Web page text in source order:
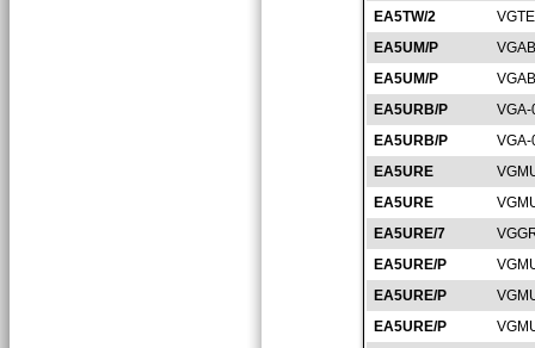
EA5TW/2
EA5UM/P
EA5UM/P
EA5URB/P
EA5URB/P
EA5URE
EA5URE
EA5URE/7
EA5URE/P
EA5URE/P
EA5URE/P